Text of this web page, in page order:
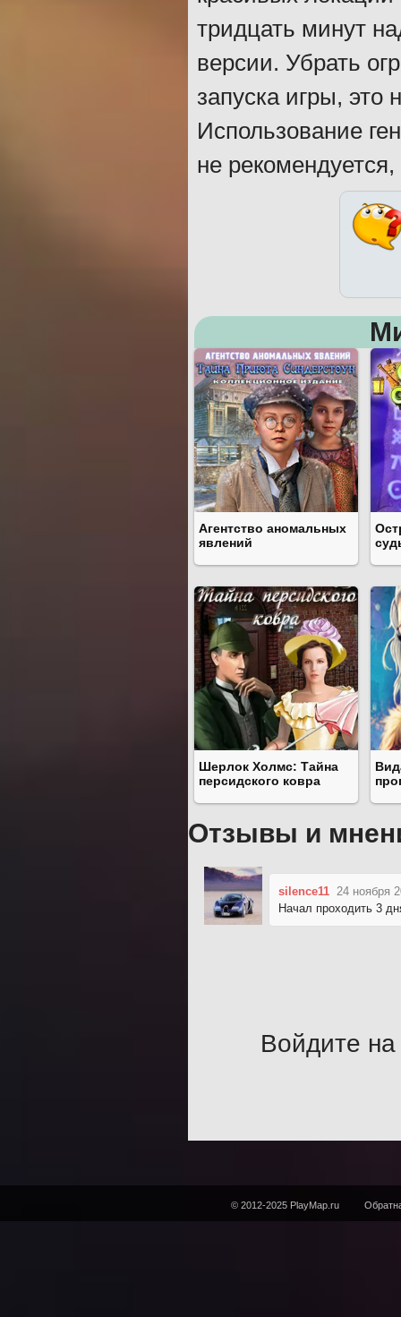
тридцать минут
версии. Убрать
запуска игры, это
Использование
не
Агентство аномальных
явлений
Шерлок Холмс: Тайна
персидского ковра
Отзывы и
silence11 24 ноября
Начал проходить 3
Войдите на
© 2012-2025 PlayMap.ru